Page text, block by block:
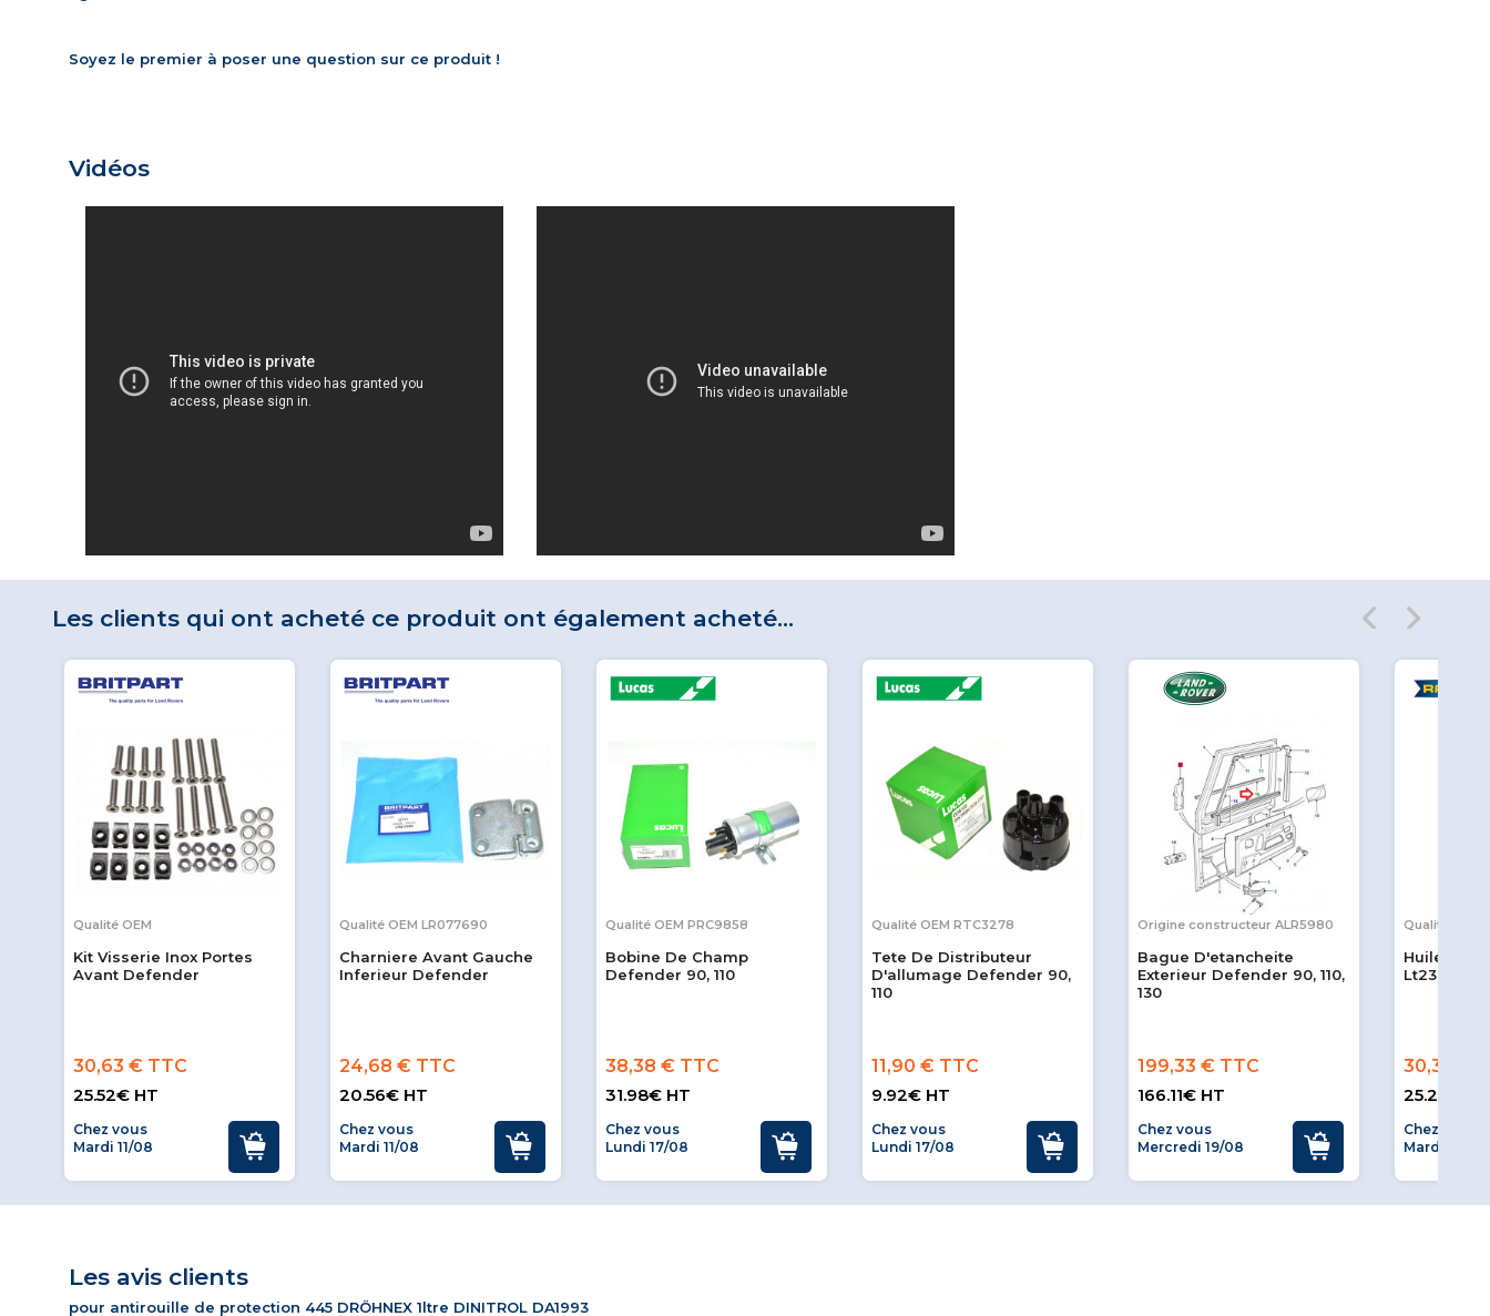
Soyez le premier à poser une question sur ce produit !
Vidéos
Les clients qui ont acheté ce produit ont également acheté...
Qualité OEM
Kit Visserie Inox Portes
Avant Defender
30,63 € TTC
25.52€ HT
Chez vous
Mardi 11/08
Qualité OEM LR077690
Charniere Avant Gauche
Inferieur Defender
24,68 € TTC
20.56€ HT
Chez vous
Mardi 11/08
Qualité OEM PRC9858
Bobine De Champ
Defender 90, 110
38,38 € TTC
31.98€ HT
Chez vous
Lundi 17/08
Qualité OEM RTC3278
Tete De Distributeur
D'allumage Defender 90,
110
11,90 € TTC
9.92€ HT
Chez vous
Lundi 17/08
Origine constructeur ALR5980
Bague D'etancheite
Exterieur Defender 90, 110,
130
199,33 € TTC
166.11€ HT
Chez vous
Mercredi 19/08
Qualité OEM
Huile
Lt230
30,32 €
25.26€ HT
Chez vous
Mardi 11/08
Les avis clients
pour antirouille de protection 445 DRÖHNEX 1ltre DINITROL DA1993